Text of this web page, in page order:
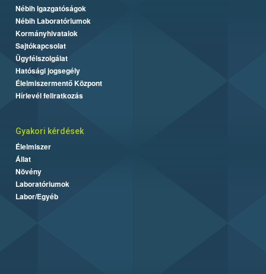
Nébih Igazgatóságok
Nébih Laboratóriumok
Kormányhivatalok
Sajtókapcsolat
Ügyfélszolgálat
Hatósági jogsegély
Élelmiszermentő Központ
Hírlevél feliratkozás
Gyakori kérdések
Élelmiszer
Állat
Növény
Laboratóriumok
Labor/Egyéb